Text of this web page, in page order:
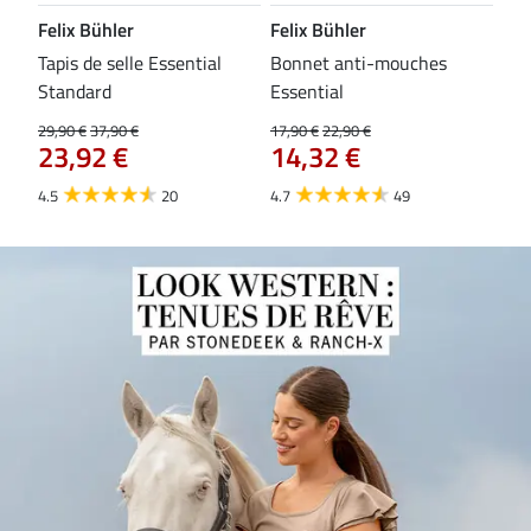
Felix Bühler
Tapis de selle Essential
Standard
29,90 €37,90 €
23,92 €
4.5 20
Felix Bühler
Bonnet anti-mouches
Essential
17,90 €22,90 €
14,32 €
4.7 49